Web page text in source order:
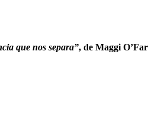
que nos separa”, de Maggi